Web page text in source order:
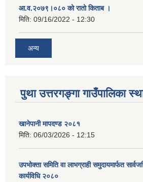
आ.व.२०७९।०८० को रातो किताब ।
मिति: 09/16/2022 - 12:30
अन्य
पुथा उत्तरगङ्गा गाउँपालिका
खानेपानी मापदण्ड २०८१
मिति: 06/03/2026 - 12:15
उपभोक्ता समिति वा लाभग्राही समुदायमार्फत
कार्यविधि २०८०